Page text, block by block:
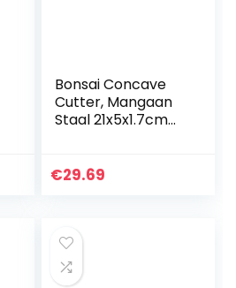
Bonsai Concave
Cutter, Mangaan
Staal 21x5x1.7cm
Praktisch
€29.69